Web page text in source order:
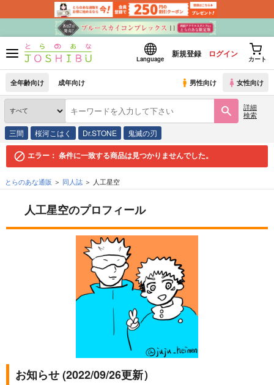
Language
新規登録 ログイン
カート
全年齢向け 成年向け 男性向け 女性向け
詳細
検索
三間 桜河こはく Dr.STONE 鬼滅の刃
エラー： 条件に一致する商品は見つかりませんでした。
とらのあな通販 同人誌 人工星空
人工星空のプロフィール
お知らせ (2022/09/26更新）